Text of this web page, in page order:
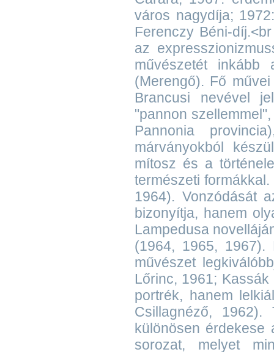
város nagydíja;
Ferenczy Béni-
az
művészetét
(Merengő). Fő
Brancusi nevével
"pannon
Pannonia
márványokból
mítosz és a
természeti
1964). Vonzódását
bizonyítja, hanem
Lampedusa
(1964, 1965,
művészet
Lőrinc, 1961;
portrék, hanem
Csillagnéző,
különösen érdekese
sorozat, melyet